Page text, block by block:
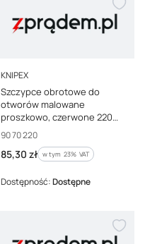
PRODUCENT
KNIPEX
Szczypce obrotowe do
otworów malowane
proszkowo, czerwone 220
mm KNIPEX 90 70 22
Kod producenta
90 70 220
Cena brutto
85,30 zł w tym %s VAT
w tym 23% VAT
Dostępność:Dostępne